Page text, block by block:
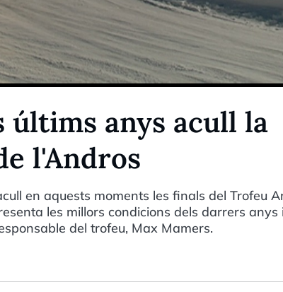
anys acull la
l'Andros
en aquests moments les finals del Trofeu
les millors condicions dels darrers anys
del trofeu, Max Mamers.